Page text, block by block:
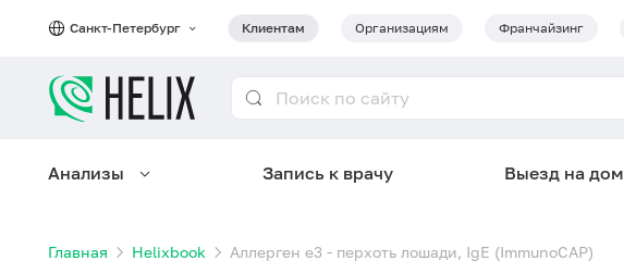
Санкт-Петербург Клиентам Организациям Франчайзинг
Анализы Запись к врачу Выезд на дом
Главная Helixbook Аллерген e3 - перхоть лошади, IgE (ImmunoCAP)